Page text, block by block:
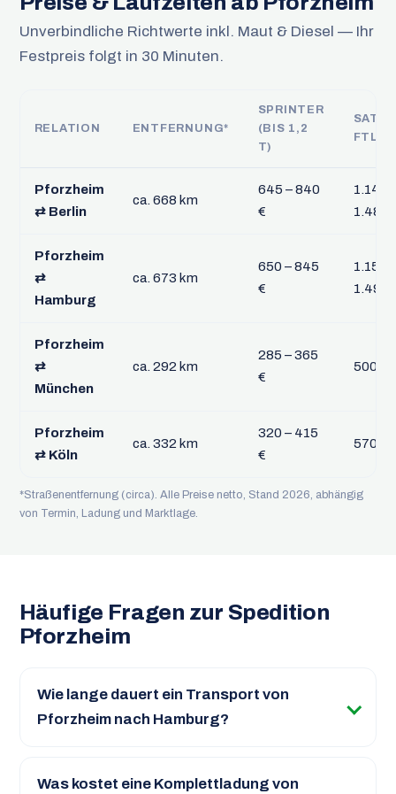
Unverbindliche Richtwerte inkl. Maut & Diesel — Ihr
Festpreis folgt in 30 Minuten.
RELATION ENTFERNUNG*
SPRINTER
(BIS 1,2
T)
FTL
Pforzheim
⇄ Berlin
ca. 668 km
645 – 840
€
1.145
1.485
Pforzheim
⇄
Hamburg
ca. 673 km
650 – 845
€
1.155 –
1.495
Pforzheim
⇄
München
ca. 292 km
285 – 365
€
500 –
Pforzheim
⇄ Köln
ca. 332 km
320 – 415
€
570 –
*Straßenentfernung (circa). Alle Preise netto, Stand 2026, abhängig
von Termin, Ladung und Marktlage.
Häufige Fragen zur Spedition
Pforzheim
Wie lange dauert ein Transport von
Pforzheim nach Hamburg?
Was kostet eine Komplettladung von